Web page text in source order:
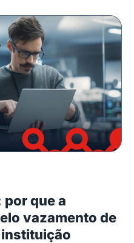
por que a
vazamento de
instituição